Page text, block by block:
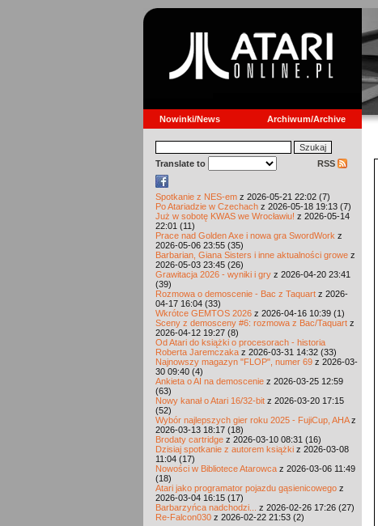
Nowinki/News Archiwum/Archive
Translate to RSS
Spotkanie z NES-em z 2026-05-21 22:02 (7)
Po Atariadzie w Czechach z 2026-05-18 19:13 (7)
Już w sobotę KWAS we Wrocławiu! z 2026-05-14
22:01 (11)
Prace nad Golden Axe i nowa gra SwordWork z
2026-05-06 23:55 (35)
Barbarian, Giana Sisters i inne aktualności growe z
2026-05-03 23:45 (26)
Grawitacja 2026 - wyniki i gry z 2026-04-20 23:41
(39)
Rozmowa o demoscenie - Bac z Taquart z 2026-
04-17 16:04 (33)
Wkrótce GEMTOS 2026 z 2026-04-16 10:39 (1)
Sceny z demosceny #6: rozmowa z Bac/Taquart z
2026-04-12 19:27 (8)
Od Atari do książki o procesorach - historia
Roberta Jaremczaka z 2026-03-31 14:32 (33)
Najnowszy magazyn "FLOP", numer 69 z 2026-03-
30 09:40 (4)
Ankieta o AI na demoscenie z 2026-03-25 12:59
(63)
Nowy kanał o Atari 16/32-bit z 2026-03-20 17:15
(52)
Wybór najlepszych gier roku 2025 - FujiCup, AHAz
2026-03-13 18:17 (18)
Brodaty cartridge z 2026-03-10 08:31 (16)
Dzisiaj spotkanie z autorem książki z 2026-03-08
11:04 (17)
Nowości w Bibliotece Atarowca z 2026-03-06 11:49
(18)
Atari jako programator pojazdu gąsienicowego z
2026-03-04 16:15 (17)
Barbarzyńca nadchodzi...
z 2026-02-26 17:26 (27)
Re-Falcon030 z 2026-02-22 21:53 (2)